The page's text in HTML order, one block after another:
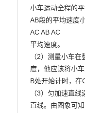
小车运动全程的
AB段的平均速度
AC AB AC
平均速度。
（2）测量小车
度，他应该将小
B处开始计时，在
（3）匀加速直
直线。由图象可